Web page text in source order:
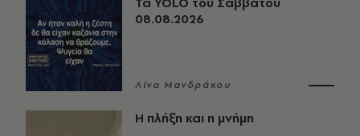
08.08.2026
Λίνα Μανδράκου
Η πλήξη και η μνήμη